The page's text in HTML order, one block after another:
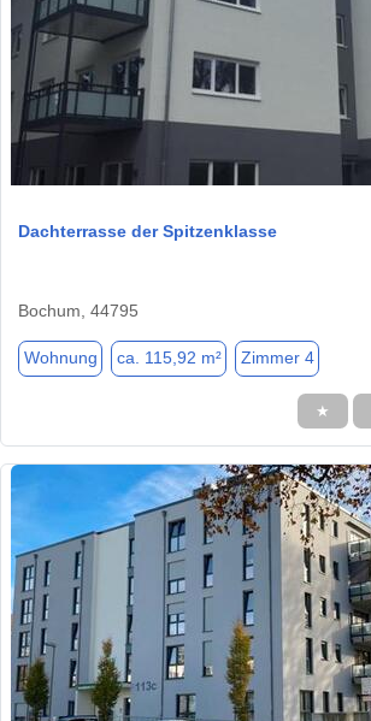
Dachterrasse der Spitzenklasse
Bochum, 44795
Wohnung ca. 115,92 m² Zimmer 4
★